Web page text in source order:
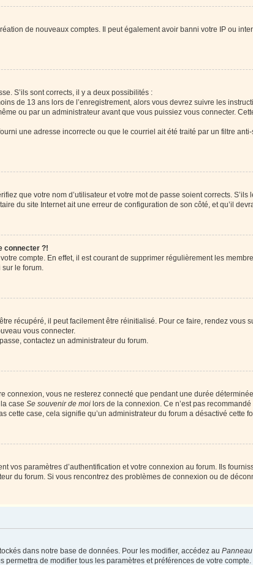
de nouveaux comptes. Il peut également avoir banni votre IP ou
S’ils sont corrects, il y a deux possibilités :
de 13 ans lors de l’enregistrement, alors vous devrez suivre les
ou par un administrateur avant que vous puissiez vous connecter.
une adresse incorrecte ou que le courriel ait été traité par un filtre
que votre nom d’utilisateur et votre mot de passe soient corrects.
du site Internet ait une erreur de configuration de son côté, et qu’il
connecter ?!
compte. En effet, il est courant de supprimer régulièrement les
sur le forum.
récupéré, il peut facilement être réinitialisé. Pour ce faire, rendez vous
vous connecter.
contactez un administrateur du forum.
connexion, vous ne resterez connecté que pendant une durée
case Se souvenir de moi lors de la connexion. Ce n’est pas
cette case, cela signifie qu’un administrateur du forum a désactivé cette
vos paramètres d’authentification et votre connexion au forum. Ils
du forum. Si vous rencontrez des problèmes de connexion ou de
dans notre base de données. Pour les modifier, accédez au
permettra de modifier tous les paramètres et préférences de votre compte.